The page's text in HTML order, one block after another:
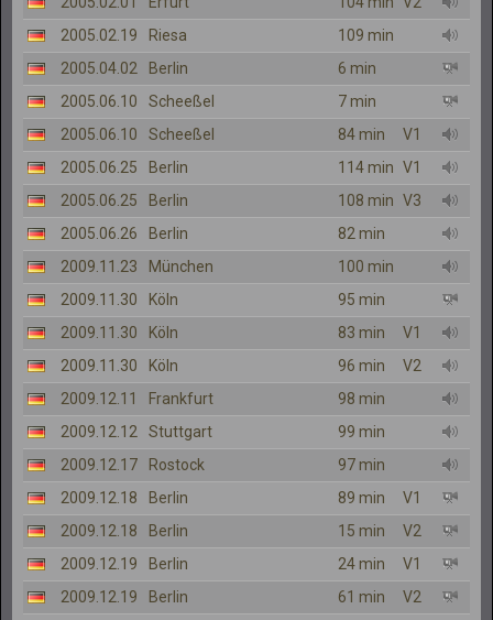
2005.02.19
Riesa
109 min
2005.04.02
Berlin
6 min
2005.06.10
Scheeßel
7 min
2005.06.10
Scheeßel 84 min
V1
2005.06.25
Berlin 114 min V1
2005.06.25
Berlin 108 min V3
2005.06.26
Berlin
82 min
2009.11.23
München
100 min
2009.11.30
Köln
95 min
2009.11.30
Köln 83 min
V1
2009.11.30
Köln 96 min
V2
2009.12.11
Frankfurt
98 min
2009.12.12
Stuttgart
99 min
2009.12.17
Rostock
97 min
2009.12.18
Berlin 89 min
V1
2009.12.18
Berlin 15 min
V2
2009.12.19
Berlin 24 min
V1
2009.12.19
Berlin 61 min
V2